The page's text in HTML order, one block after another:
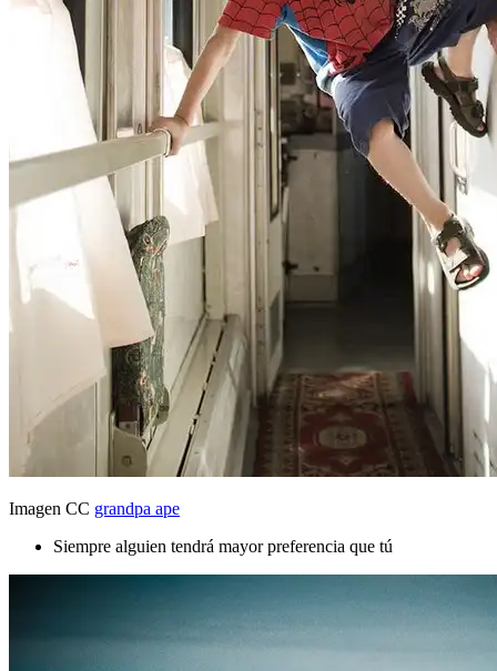
Imagen CC grandpa ape
Siempre alguien tendrá mayor preferencia que tú